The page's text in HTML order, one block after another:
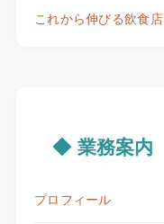
これから伸びる飲食店
◆ 業務案内
プロフィール